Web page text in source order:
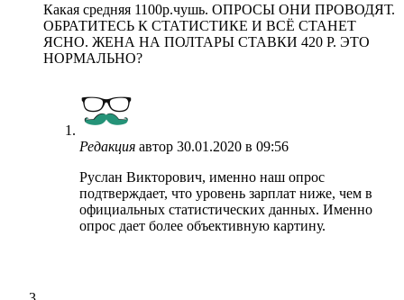
Какая средняя 1100р.чушь. ОПРОСЫ ОНИ ПРОВОДЯТ.
ОБРАТИТЕСЬ К СТАТИСТИКЕ И ВСЁ СТАНЕТ
ЯСНО. ЖЕНА НА ПОЛТАРЫ СТАВКИ 420 Р. ЭТО
НОРМАЛЬНО?
Редакция автор 30.01.2020 в 09:56
Руслан Викторович, именно наш опрос
подтверждает, что уровень зарплат ниже, чем в
официальных статистических данных. Именно
опрос дает более объективную картину.